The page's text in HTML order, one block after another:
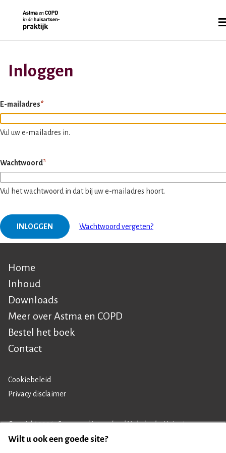
inhoud
gaanInloggen
E-mailadres
Vul uw e-mailadres in.
Wachtwoord
Vul het wachtwoord in dat bij uw e-mailadres hoort.
INLOGGEN Wachtwoord vergeten?
Hoofdnavigatie
Home
Inhoud
Downloads
Meer over Astma en COPD
Bestel het boek
Contact
Footer
Cookiebeleid
Privacy disclaimer
Copyright 2026 - Samenwerkingsverband Nederlandse Huisartsen
Genootschap en Prelum
Wilt u ook een goede site?